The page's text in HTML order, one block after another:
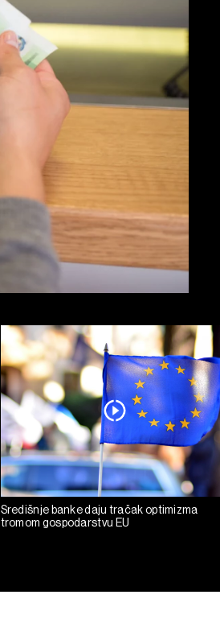
Središnje banke daju tračak optimizma
tromom gospodarstvu EU